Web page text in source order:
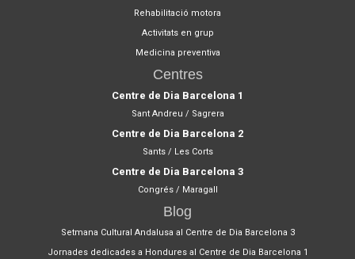
Rehabilitació motora
Activitats en grup
Medicina preventiva
Centres
Centre de Dia Barcelona 1
Sant Andreu / Sagrera
Centre de Dia Barcelona 2
Sants / Les Corts
Centre de Dia Barcelona 3
Congrés / Maragall
Blog
Setmana Cultural Andalusa al Centre de Dia Barcelona 3
Jornades dedicades a Hondures al Centre de Dia Barcelona 1